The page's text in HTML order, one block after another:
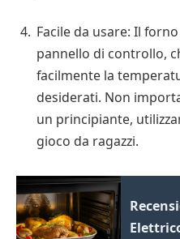
Facile da usare: Il
pannello di controllo,
facilmente la
desiderati. Non
un principiante,
gioco da ragazzi.